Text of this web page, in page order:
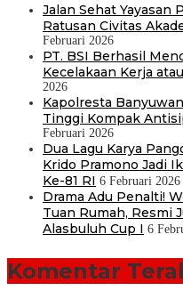
Jalan Sehat Yayasan
Ratusan Civitas
Februari 2026
PT. BSI Berhasil
Kecelakaan Kerja
2026
Kapolresta
Tinggi Kompak
Februari 2026
Dua Lagu Karya
Krido Pramono Jadi
Ke-81 RI 6 Februari 2026
Drama Adu Penalti!
Tuan Rumah, Resmi
Alasbuluh Cup I 6
Komentar